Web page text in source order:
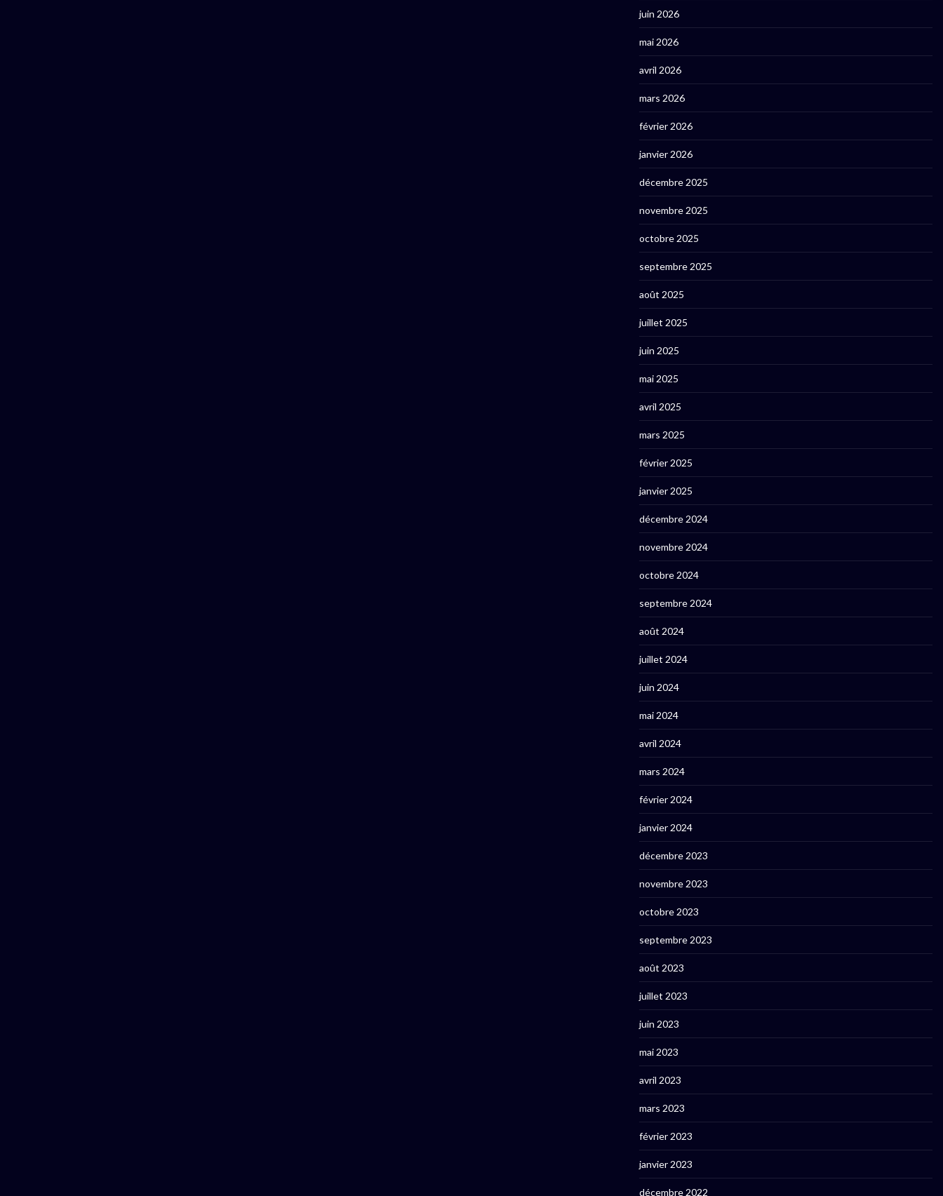
juin 2026
mai 2026
avril 2026
mars 2026
février 2026
janvier 2026
décembre 2025
novembre 2025
octobre 2025
septembre 2025
août 2025
juillet 2025
juin 2025
mai 2025
avril 2025
mars 2025
février 2025
janvier 2025
décembre 2024
novembre 2024
octobre 2024
septembre 2024
août 2024
juillet 2024
juin 2024
mai 2024
avril 2024
mars 2024
février 2024
janvier 2024
décembre 2023
novembre 2023
octobre 2023
septembre 2023
août 2023
juillet 2023
juin 2023
mai 2023
avril 2023
mars 2023
février 2023
janvier 2023
décembre 2022